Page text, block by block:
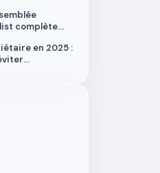
complète
en 2025 :